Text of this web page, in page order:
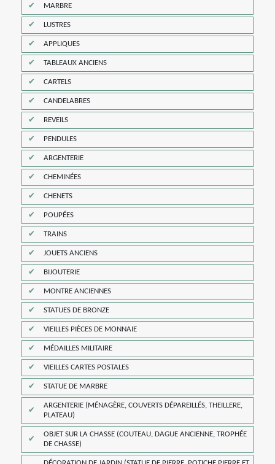
MARBRE
LUSTRES
APPLIQUES
TABLEAUX ANCIENS
CARTELS
CANDELABRES
REVEILS
PENDULES
ARGENTERIE
CHEMINÉES
CHENETS
POUPÉES
TRAINS
JOUETS ANCIENS
BIJOUTERIE
MONTRE ANCIENNES
STATUES DE BRONZE
VIEILLES PIÈCES DE MONNAIE
MÉDAILLES MILITAIRE
VIEILLES CARTES POSTALES
STATUE DE MARBRE
ARGENTERIE (MÉNAGÈRE, COUVERTS DÉPAREILLÉS, THEILLERE,
PLATEAU)
OBJET SUR LA CHASSE (COUTEAU, DAGUE ANCIENNE, TROPHÉE
DE CHASSE)